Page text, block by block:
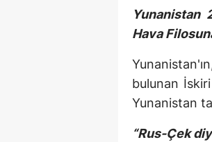
Yunanistan
Hava
bulunan İskiri
Yunanistan
“Rus-Çek